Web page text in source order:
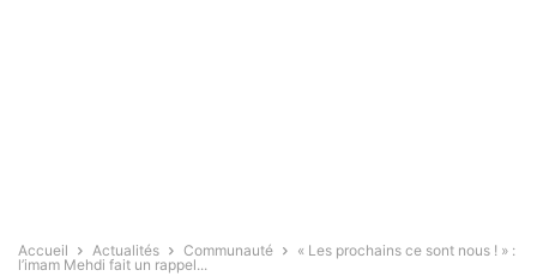
Accueil Actualités Communauté
« Les prochains ce sont nous ! » :
l’imam Mehdi fait un rappel...